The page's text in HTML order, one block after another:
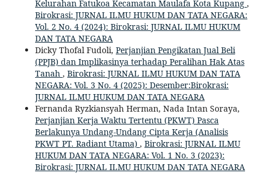
Kelurahan Fatukoa Kecamatan Maulafa Kota Kupang ,
Birokrasi: JURNAL ILMU HUKUM DAN TATA NEGARA:
Vol. 2 No. 4 (2024): Birokrasi: JURNAL ILMU HUKUM
DAN TATA NEGARA
Dicky Thofal Fudoli, Perjanjian Pengikatan Jual Beli
(PPJB) dan Implikasinya terhadap Peralihan Hak Atas
Tanah , Birokrasi: JURNAL ILMU HUKUM DAN TATA
NEGARA: Vol. 3 No. 4 (2025): Desember:Birokrasi:
JURNAL ILMU HUKUM DAN TATA NEGARA
Fernanda Ryzkiansyah Herman, Nada Intan Soraya,
Perjanjian Kerja Waktu Tertentu (PKWT) Pasca
Berlakunya Undang-Undang Cipta Kerja (Analisis
PKWT PT. Radiant Utama) , Birokrasi: JURNAL ILMU
HUKUM DAN TATA NEGARA: Vol. 1 No. 3 (2023):
Birokrasi: JURNAL ILMU HUKUM DAN TATA NEGARA